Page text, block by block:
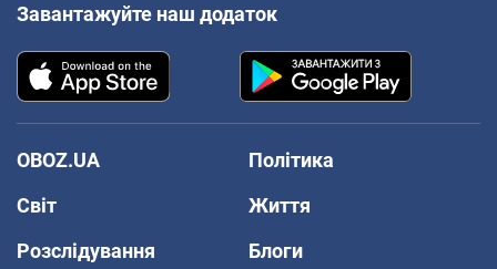
Завантажуйте наш додаток
OBOZ.UA
Політика
Світ
Життя
Розслідування
Блоги